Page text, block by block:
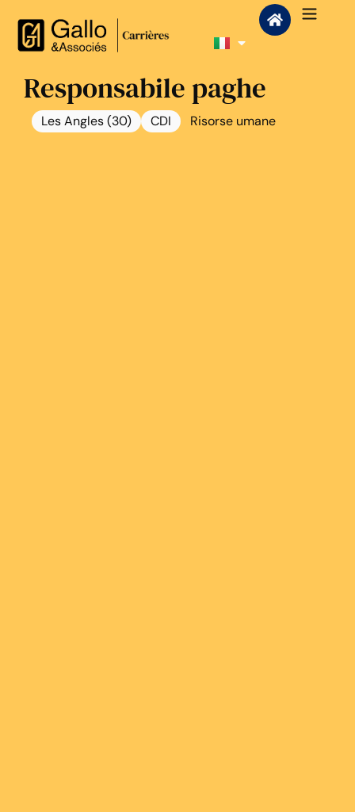
Responsabile paghe
Les Angles (30) CDI Risorse umane